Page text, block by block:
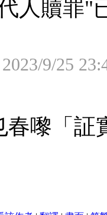
人贖罪"
9/25
春嚟「証